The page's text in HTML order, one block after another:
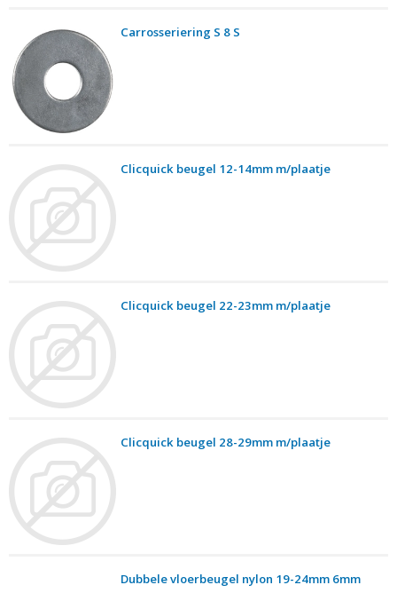
Carrosseriering S 8 S
Clicquick beugel 12-14mm m/plaatje
Clicquick beugel 22-23mm m/plaatje
Clicquick beugel 28-29mm m/plaatje
Dubbele vloerbeugel nylon 19-24mm 6mm